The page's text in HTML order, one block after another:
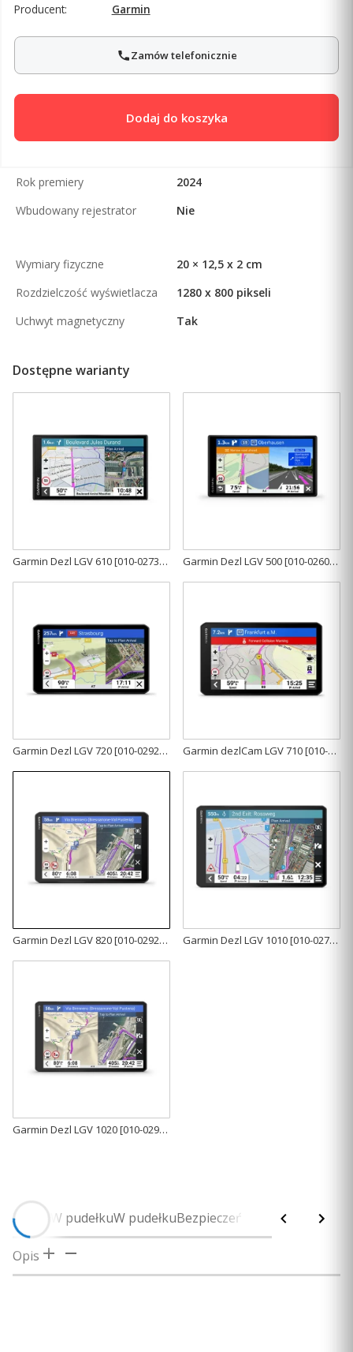
Producent:
Garmin
Zamów telefonicznie
Dodaj do koszyka
Rok premiery
2024
Wbudowany rejestrator
Nie
Wymiary fizyczne
20 × 12,5 x 2 cm
Rozdzielczość wyświetlacza
1280 x 800 pikseli
Uchwyt magnetyczny
Tak
Dostępne warianty
Garmin Dezl LGV 610 [010-02738-15] Garmin Dezl LGV 500 [010-02603-11]
Garmin Dezl LGV 720 [010-02924-15] Garmin dezlCam LGV 710 [010-02727-15]
Garmin Dezl LGV 820 [010-02925-15] Garmin Dezl LGV 1010 [010-02741-15]
Garmin Dezl LGV 1020 [010-02926-15]
Opis W pudełkuW pudełkuBezpieczeństwo
Opis